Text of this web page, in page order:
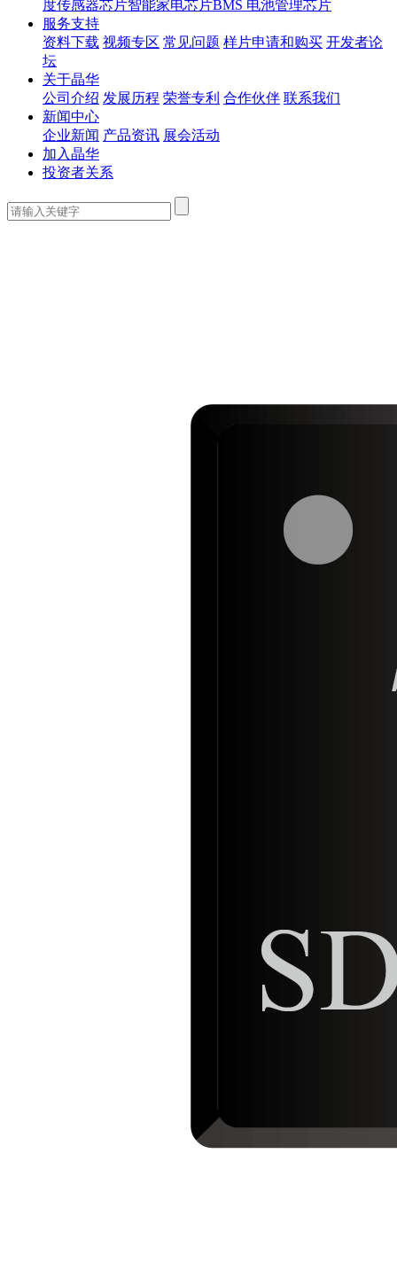
度传感器芯片智能家电芯片BMS 电池管理芯片
服务支持
资料下载 视频专区 常见问题 样片申请和购买 开发者论
坛
关于晶华
公司介绍 发展历程 荣誉专利 合作伙伴 联系我们
新闻中心
企业新闻 产品资讯 展会活动
加入晶华
投资者关系